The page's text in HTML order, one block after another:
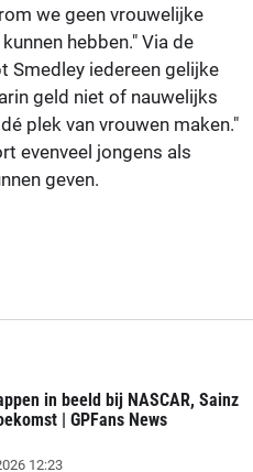
we geen vrouwelijke
hebben." Via de
Smedley iedereen gelijke
geld niet of nauwelijks
plek van vrouwen maken."
evenveel jongens als
geven.
in beeld bij NASCAR, Sainz
| GPFans News
12:23